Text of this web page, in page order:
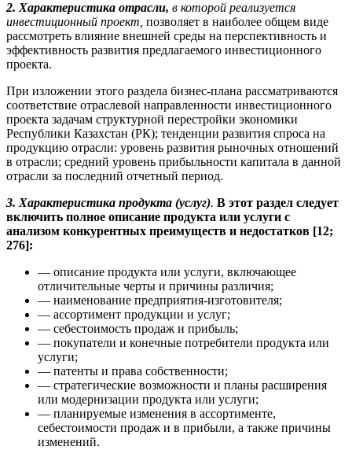
2. Характеристика отрасли, в которой реализуется
инвестиционный проект, позволяет в наи­более общем виде
рассмотреть влияние внешней среды на перспективность и
эффективность разви­тия предлагаемого инвестиционного
проекта.
При изложении этого раздела бизнес-плана рассматриваются
соответствие отраслевой направ­ленности инвестиционного
проекта задачам структурной перестройки экономики
Республики Казах­стан (РК); тенденции развития спроса на
продукцию отрасли: уровень развития рыночных отношений
в отрасли; средний уровень прибыльности капитала в данной
отрасли за последний отчетный период.
3. Характеристика продукта (услуг). В этот раздел следует
включить полное описание продукта или услуги с
анализом конкурентных преимуществ и недостатков [12;
276]:
— описание продукта или услуги, включающее
отличительные черты и причины различия;
— наименование предприятия-изготовителя;
— ассортимент продукции и услуг;
— себестоимость продаж и прибыль;
— покупатели и конечные потребители продукта или
услуги;
— патенты и права собственности;
— стратегические возможности и планы расширения
или модернизации продукта или услуги;
— планируемые изменения в ассортименте,
себестоимости продаж и в прибыли, а также причины
изменений.